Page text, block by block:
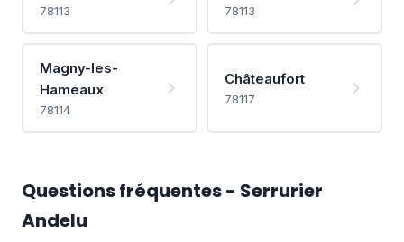
78113 78113
Magny-les-
Hameaux
78114
Châteaufort
78117
Questions fréquentes - Serrurier
Andelu